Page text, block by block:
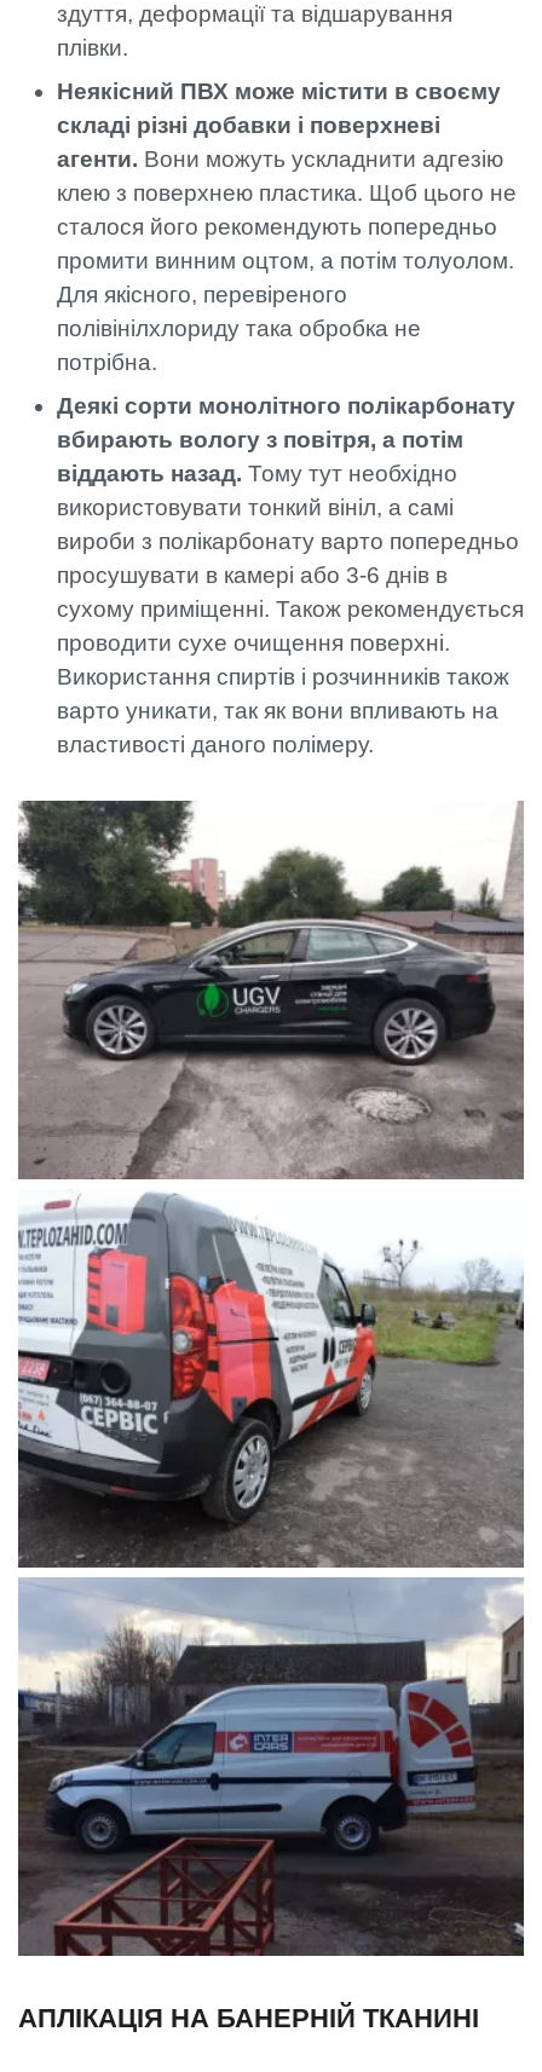
здуття, деформації та відшарування
плівки.
Неякісний ПВХ може містити в своєму
складі різні добавки і поверхневі
агенти. Вони можуть ускладнити адгезію
клею з поверхнею пластика. Щоб цього не
сталося його рекомендують попередньо
промити винним оцтом, а потім толуолом.
Для якісного, перевіреного
полівінілхлориду така обробка не
потрібна.
Деякі сорти монолітного полікарбонату
вбирають вологу з повітря, а потім
віддають назад. Тому тут необхідно
використовувати тонкий вініл, а самі
вироби з полікарбонату варто попередньо
просушувати в камері або 3-6 днів в
сухому приміщенні. Також рекомендується
проводити сухе очищення поверхні.
Використання спиртів і розчинників також
варто уникати, так як вони впливають на
властивості даного полімеру.
АПЛІКАЦІЯ НА БАНЕРНІЙ ТКАНИНІ